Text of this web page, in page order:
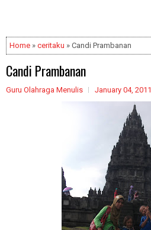
Home » ceritaku » Candi Prambanan
Candi Prambanan
Guru Olahraga Menulis January 04, 2011